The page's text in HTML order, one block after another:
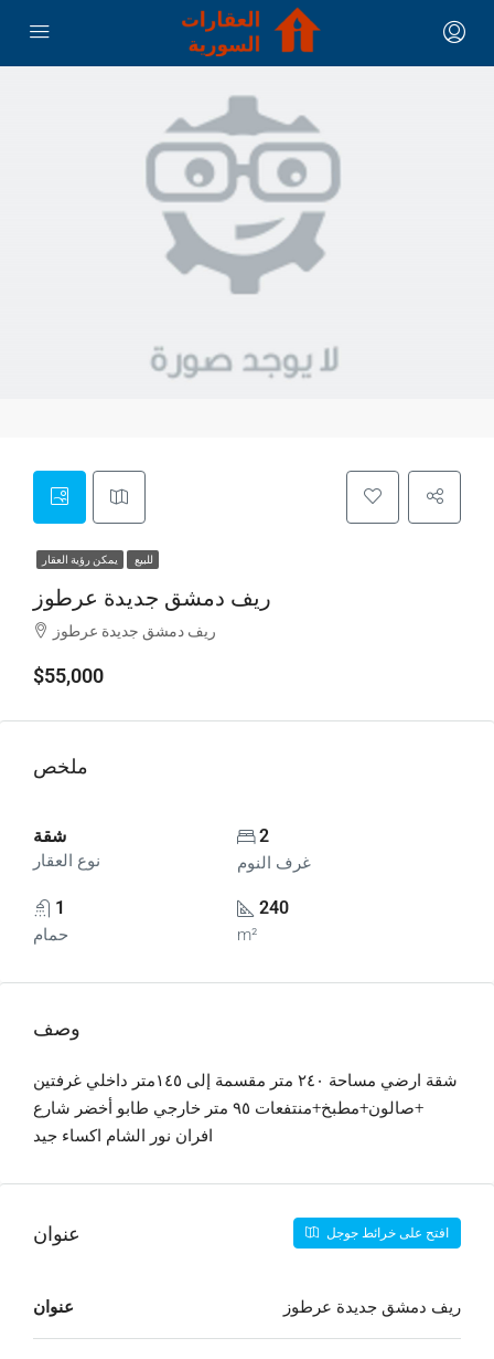
للبيع يمكن رؤية العقار
ريف دمشق جديدة عرطوز
ريف دمشق جديدة عرطوز
$55,000
ملخص
شقة
نوع العقار
2
غرف النوم
1
حمام
240
m²
وصف
شقة ارضي مساحة ٢٤٠ متر مقسمة إلى ١٤٥متر داخلي غرفتين
+صالون+مطبخ+منتفعات ٩٥ متر خارجي طابو أخضر شارع
افران نور الشام اكساء جيد
عنوان افتح على خرائط جوجل
عنوان ريف دمشق جديدة عرطوز